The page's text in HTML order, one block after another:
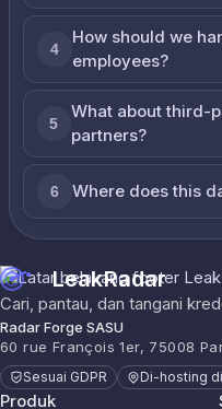
4
How should we
employees?
5
What about third-
partners?
6 Where does this
LeakRadar
Cari, pantau, dan tangani
Radar Forge SASU
60 rue François 1er, 75008
Sesuai GDPR Di-hosting
Produk